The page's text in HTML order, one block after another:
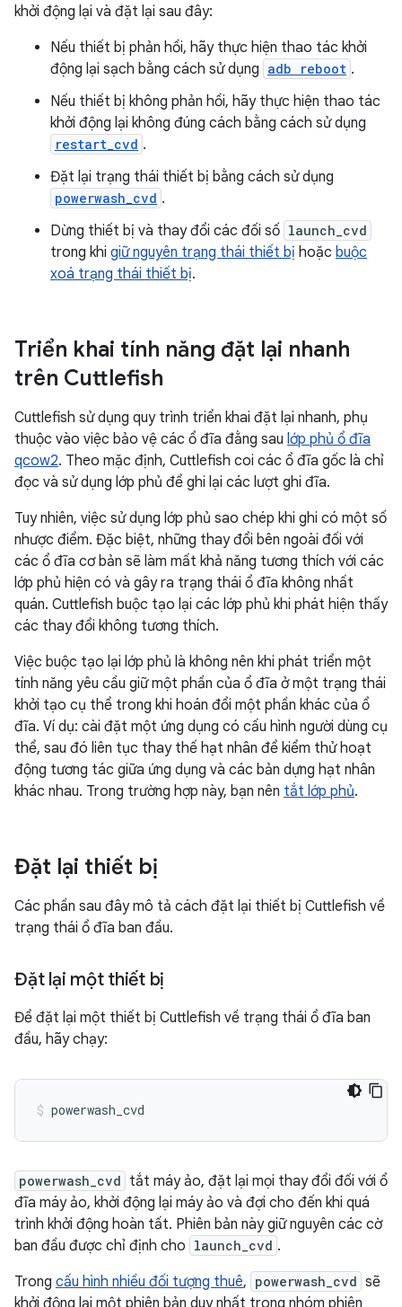
khởi động lại và đặt lại sau đây:
Nếu thiết bị phản hồi, hãy thực hiện thao tác khởi
động lại sạch bằng cách sử dụng adb reboot .
Nếu thiết bị không phản hồi, hãy thực hiện thao tác
khởi động lại không đúng cách bằng cách sử dụng
restart_cvd .
Đặt lại trạng thái thiết bị bằng cách sử dụng
powerwash_cvd .
Dừng thiết bị và thay đổi các đối số launch_cvd
trong khi giữ nguyên trạng thái thiết bị hoặc buộc
xoá trạng thái thiết bị.
Triển khai tính năng đặt lại nhanh
trên Cuttlefish
Cuttlefish sử dụng quy trình triển khai đặt lại nhanh, phụ
thuộc vào việc bảo vệ các ổ đĩa đằng sau lớp phủ ổ đĩa
qcow2. Theo mặc định, Cuttlefish coi các ổ đĩa gốc là chỉ
đọc và sử dụng lớp phủ để ghi lại các lượt ghi đĩa.
Tuy nhiên, việc sử dụng lớp phủ sao chép khi ghi có một số
nhược điểm. Đặc biệt, những thay đổi bên ngoài đối với
các ổ đĩa cơ bản sẽ làm mất khả năng tương thích với các
lớp phủ hiện có và gây ra trạng thái ổ đĩa không nhất
quán. Cuttlefish buộc tạo lại các lớp phủ khi phát hiện thấy
các thay đổi không tương thích.
Việc buộc tạo lại lớp phủ là không nên khi phát triển một
tính năng yêu cầu giữ một phần của ổ đĩa ở một trạng thái
khởi tạo cụ thể trong khi hoán đổi một phần khác của ổ
đĩa. Ví dụ: cài đặt một ứng dụng có cấu hình người dùng cụ
thể, sau đó liên tục thay thế hạt nhân để kiểm thử hoạt
động tương tác giữa ứng dụng và các bản dựng hạt nhân
khác nhau. Trong trường hợp này, bạn nên tắt lớp phủ.
Đặt lại thiết bị
Các phần sau đây mô tả cách đặt lại thiết bị Cuttlefish về
trạng thái ổ đĩa ban đầu.
Đặt lại một thiết bị
Để đặt lại một thiết bị Cuttlefish về trạng thái ổ đĩa ban
đầu, hãy chạy:
powerwash_cvd
powerwash_cvd tắt máy ảo, đặt lại mọi thay đổi đối với ổ
đĩa máy ảo, khởi động lại máy ảo và đợi cho đến khi quá
trình khởi động hoàn tất. Phiên bản này giữ nguyên các cờ
ban đầu được chỉ định cho launch_cvd .
Trong cấu hình nhiều đối tượng thuê, powerwash_cvd sẽ
khởi động lại một phiên bản duy nhất trong nhóm phiên